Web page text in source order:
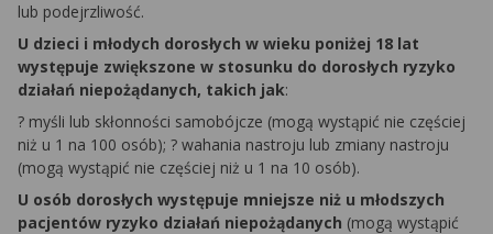
lub podejrzliwość.
U dzieci i młodych dorosłych w wieku poniżej 18 lat
występuje zwiększone w stosunku do dorosłych ryzyko
działań niepożądanych, takich jak:
? myśli lub skłonności samobójcze (mogą wystąpić nie częściej
niż u 1 na 100 osób); ? wahania nastroju lub zmiany nastroju
(mogą wystąpić nie częściej niż u 1 na 10 osób).
U osób dorosłych występuje mniejsze niż u młodszych
pacjentów ryzyko działań niepożądanych (mogą wystąpić